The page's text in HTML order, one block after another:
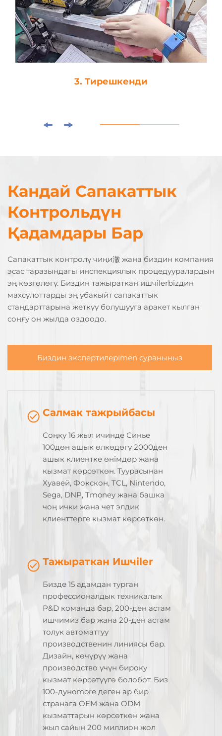
4. Өрөн-чейин
Кандай Сапакаттык
Контрольдүн
Қадамдары Бар
Сапакаттык контролү чиңи澈 жана биздин компания
эсас таразындагы инспекциялык процедууралардын
эң көзгөлөгү. Биздин тажыраткан ишчilerbizдин
махсулоттарды эң убакыйт сапакаттык
стандарттарына жеткүү болушууга аракет кылган
соңғу он жылда оздоодо.
Биздин экспертилерimen сураныңыз
Салмак тажрыйбасы
Соңку 16 жыл ичинде Синье
100дөн ашык өлкөдөгү 2000ден
ашык клиентке өнімдөр жана
кызмат көрсөткөн. Туурасынан
Хуавей, Фокскон, TCL, Nintendo,
Sega, DNP, Tmoney жана башка
чоң ички жана чет элдик
клиенттерге кызмат көрсөткөн.
Тажыраткан Ишчiler
Бизде 15 адамдан турган
профессионалдык техникалык
Р&D команда бар, 200-ден астам
ишчимиз бар жана 20-ден астам
толук автоматтуу
производственин линиясы бар.
Дизайн, көчүрүү жана
производство үчүн бироку
кызмат көрсөтүүгө болобот. Биз
100-дунomore деген ар бир
странага OEM жана ODM
кызматтарын көрсөткөн жана
жыл сайын 200 миллион жол